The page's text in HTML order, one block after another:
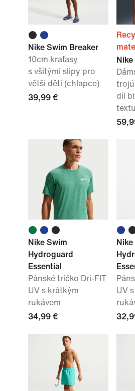
Nike Swim Breaker
10cm kraťasy
s všitými slipy pro
větší děti (chlapce)
39,99 €
díl
Nike Swim
Hydroguard
Essential
Pánské tričko Dri-FIT
UV s krátkým
rukávem
34,99 €
UV